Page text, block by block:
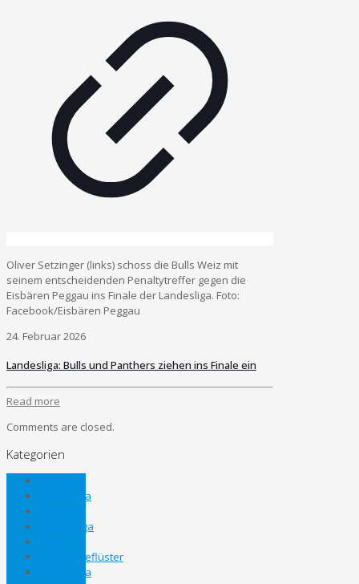
Oliver Setzinger (links) schoss die Bulls Weiz mit
seinem entscheidenden Penaltytreffer gegen die
Eisbären Peggau ins Finale der Landesliga. Foto:
Facebook/Eisbären Peggau
24. Februar 2026
Landesliga: Bulls und Panthers ziehen ins Finale ein
Read more
Comments are closed.
Kategorien
Bezirksliga
Gebietsliga
Kabinengeflüster
Landesliga